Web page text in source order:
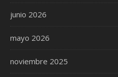
junio 2026
mayo 2026
noviembre 2025